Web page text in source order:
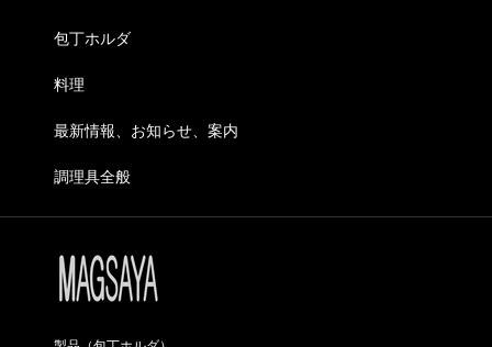
包丁ホルダ
料理
最新情報、お知らせ、案内
調理具全般